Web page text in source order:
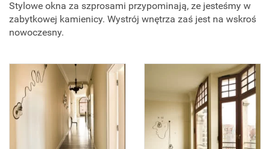
Stylowe okna za szprosami przypominają, ze jesteśmy w
zabytkowej kamienicy. Wystrój wnętrza zaś jest na wskroś
nowoczesny.